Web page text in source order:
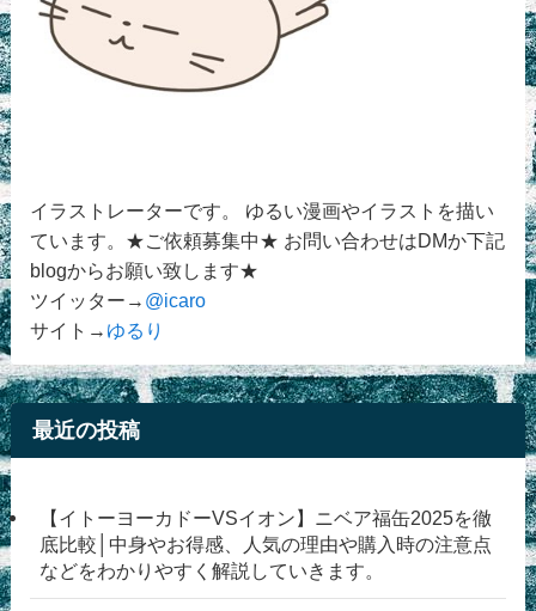
イラストレーターです。 ゆるい漫画やイラストを描い
ています。★ご依頼募集中★ お問い合わせはDMか下記
blogからお願い致します★
ツイッター→ @icaro
サイト→ ゆるり
最近の投稿
【イトーヨーカドーVSイオン】ニベア福缶2025を徹
底比較│中身やお得感、人気の理由や購入時の注意点
などをわかりやすく解説していきます。